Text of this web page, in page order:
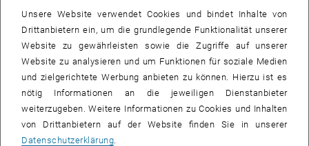
Für weitere Informationen wenden Sie sich an
vittoria.capresi+e251@tuwien.ac.at
PROGRAMM
16.00-17.20 Uhr
Begrüßung, Marina Döring-Williams (Architekturgeschichte ::
Bauforschung, TU Wien)
Unsere Website verwendet Cookies und bindet Inhalte von
Drittanbietern ein, um die grundlegende Funktionalität unserer
Website zu gewährleisten sowie die Zugriffe auf unserer
Website zu analysieren und um Funktionen für soziale Medien
und zielgerichtete Werbung anbieten zu können. Hierzu ist es
nötig Informationen an die jeweiligen Dienstanbieter
weiterzugeben. Weitere Informationen zu Cookies und Inhalten
von Drittanbietern auf der Website finden Sie in unserer
Datenschutzerklärung.